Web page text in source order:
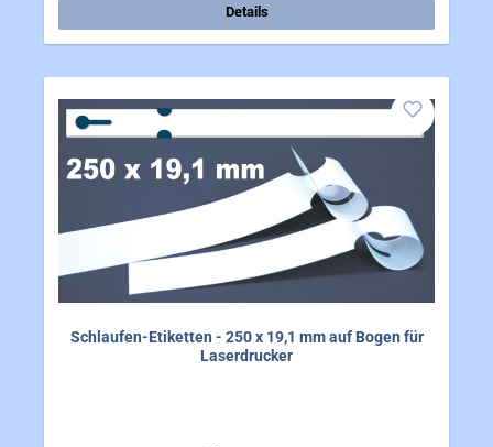
Details
Schlaufen-Etiketten - 250 x 19,1 mm auf Bogen für
Laserdrucker